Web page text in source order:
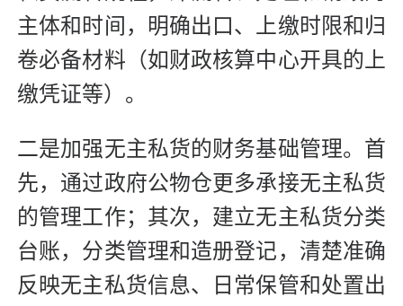
主体和时间，明确出口、上缴时限和归
卷必备材料（如财政核算中心开具的上
缴凭证等）。
二是加强无主私货的财务基础管理。首
先，通过政府公物仓更多承接无主私货
的管理工作；其次，建立无主私货分类
台账，分类管理和造册登记，清楚准确
反映无主私货信息、日常保管和处置出